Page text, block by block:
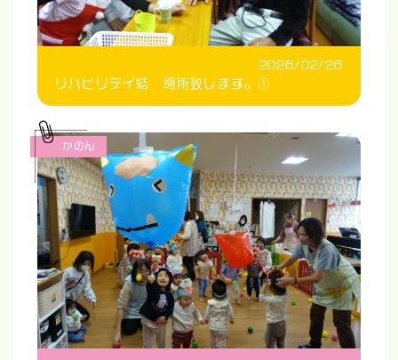
2026/02/26
リハビリデイ結 閉所致します。①
かのん